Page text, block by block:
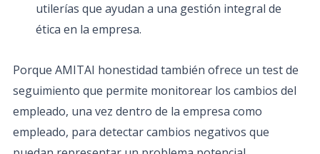
utilerías que ayudan a una gestión integral de
ética en la empresa.
Porque AMITAI honestidad también ofrece un test de
seguimiento que permite monitorear los cambios del
empleado, una vez dentro de la empresa como
empleado, para detectar cambios negativos que